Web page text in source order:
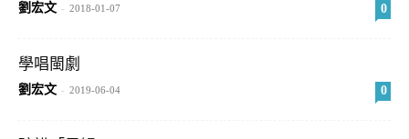
劉宏文 - 2018-01-07 0
學唱閩劇
劉宏文 - 2019-06-04 0